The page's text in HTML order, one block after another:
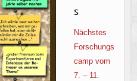
s
Nächstes
Forschungs
camp vom
7. – 11.